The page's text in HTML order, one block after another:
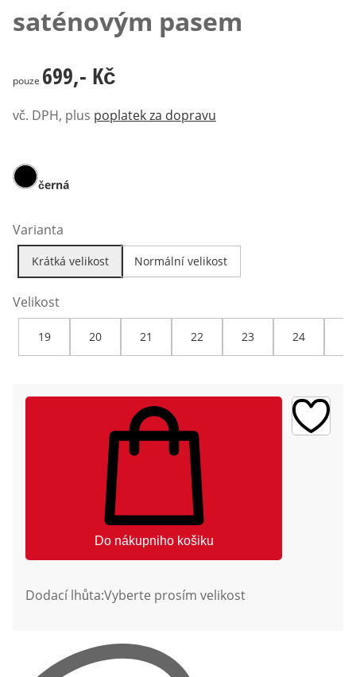
saténovým pasem
699,- Kč
pouze 699,- Kč
vč. DPH, plus poplatek za dopravu
černá
Varianta
Krátká velikost Normální velikost
Velikost
19 20 21 22 23 24
Do nákupniho košiku
Dodací lhůta:Vyberte prosím velikost